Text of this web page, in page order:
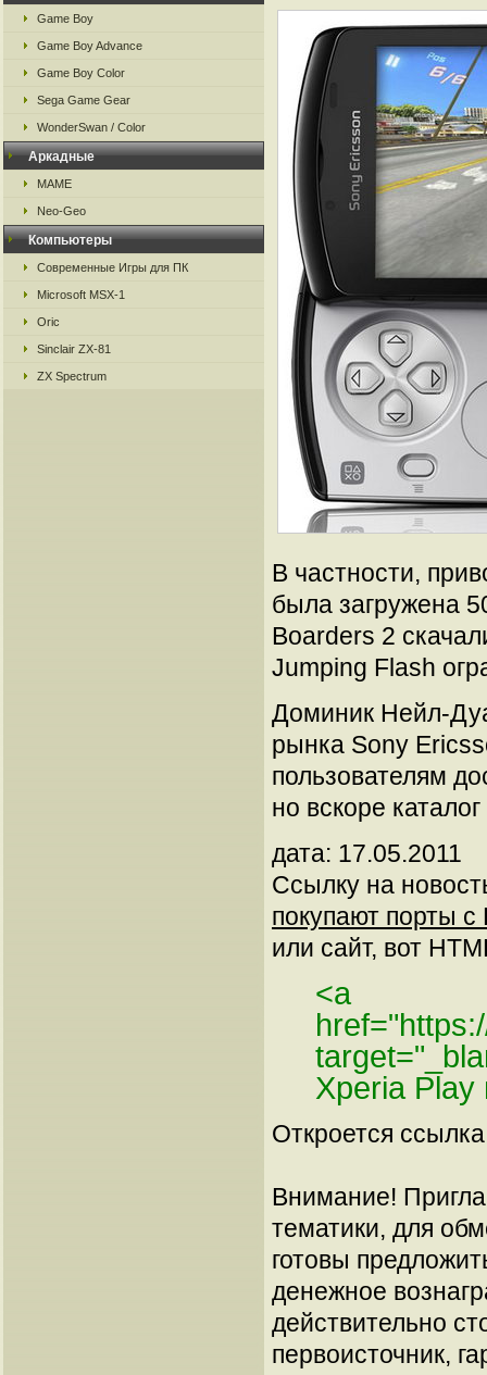
Game Boy
Game Boy Advance
Game Boy Color
Sega Game Gear
WonderSwan / Color
Аркадные
MAME
Neo-Geo
Компьютеры
Современные Игры для ПК
Microsoft MSX-1
Oric
Sinclair ZX-81
ZX Spectrum
В частности,
была загружена
Boarders 2
Jumping Flash
Доминик Нейл-
рынка Sony
пользователям
но вскоре
дата: 17.05.2011
Ссылку на
покупают порты с
или сайт, вот
<a
Xperia Play
Откроется
Внимание!
тематики, для
готовы
денежное
действительно
первоисточник,